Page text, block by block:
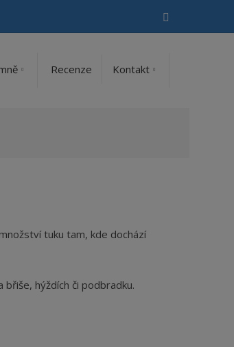
Recenze Kontakt
tuku tam, kde dochází
hýždích či podbradku.